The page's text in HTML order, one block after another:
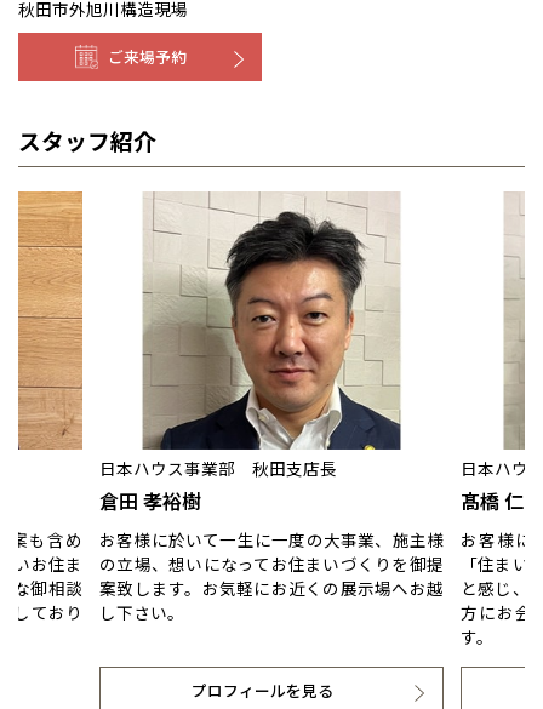
秋田市外旭川構造現場
ご来場予約
スタッフ紹介
案も含め
いお住ま
な御相談
しており
日本ハウス事業部 秋田支店長
倉田 孝裕樹
お客様に於いて一生に一度の大事業、施主様
の立場、想いになってお住まいづくりを御提
案致します。お気軽にお近くの展示場へお越
し下さい。
プロフィールを見る
日本ハウ
髙橋 仁
お客様に
「住ま
と感じ、
方にお会
す。